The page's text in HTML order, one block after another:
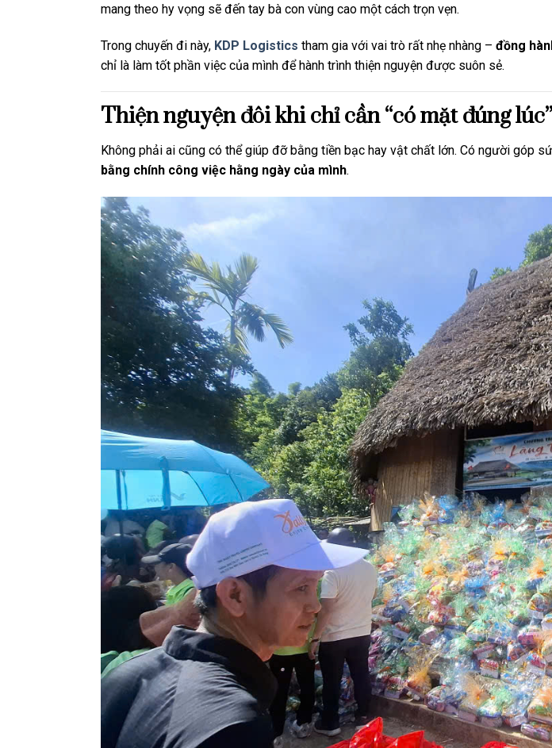
mang theo hy vọng sẽ đến tay bà con vùng cao một cách trọn vẹn.
Trong chuyến đi này, KDP Logistics tham gia với vai trò rất nhẹ nhàng – đồng
chỉ là làm tốt phần việc của mình để hành trình thiện nguyện được suôn sẻ.
Thiện nguyện đôi khi chỉ cần “có mặt đúng lúc”
Không phải ai cũng có thể giúp đỡ bằng tiền bạc hay vật chất lớn. Có người góp
bằng chính công việc hằng ngày của mình.